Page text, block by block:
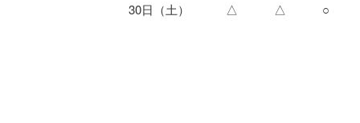
30日（土） △ △ ○